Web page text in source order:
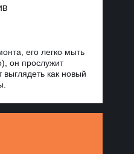
его легко мыть
он прослужит
как новый